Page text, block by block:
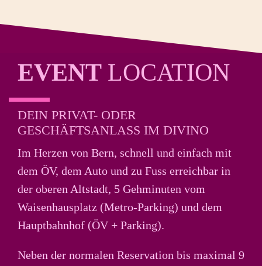
EVENT LOCATION
DEIN PRIVAT- ODER
GESCHÄFTSANLASS IM DIVINO
Im Herzen von Bern, schnell und einfach mit
dem ÖV, dem Auto und zu Fuss erreichbar in
der oberen Altstadt, 5 Gehminuten vom
Waisenhausplatz (Metro-Parking) und dem
Hauptbahnhof (ÖV + Parking).
Neben der normalen Reservation bis maximal 9